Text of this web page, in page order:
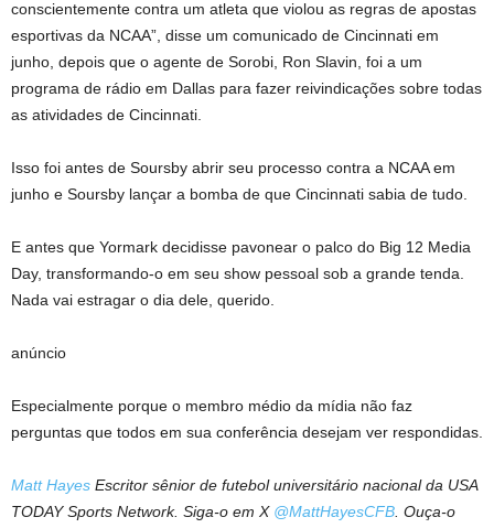
conscientemente contra um atleta que violou as regras de apostas
esportivas da NCAA”, disse um comunicado de Cincinnati em
junho, depois que o agente de Sorobi, Ron Slavin, foi a um
programa de rádio em Dallas para fazer reivindicações sobre todas
as atividades de Cincinnati.
Isso foi antes de Soursby abrir seu processo contra a NCAA em
junho e Soursby lançar a bomba de que Cincinnati sabia de tudo.
E antes que Yormark decidisse pavonear o palco do Big 12 Media
Day, transformando-o em seu show pessoal sob a grande tenda.
Nada vai estragar o dia dele, querido.
anúncio
Especialmente porque o membro médio da mídia não faz
perguntas que todos em sua conferência desejam ver respondidas.
Matt Hayes Escritor sênior de futebol universitário nacional da USA
TODAY Sports Network. Siga-o em X @MattHayesCFB . Ouça-o